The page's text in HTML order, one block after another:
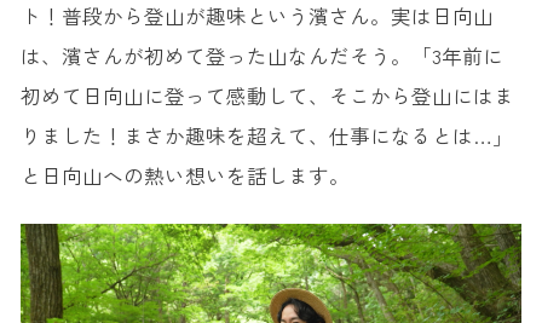
ト！普段から登山が趣味という濱さん。実は日向山
は、濱さんが初めて登った山なんだそう。「3年前に
初めて日向山に登って感動して、そこから登山にはま
りました！まさか趣味を超えて、仕事になるとは…」
と日向山への熱い想いを話します。